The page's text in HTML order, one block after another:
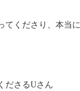
てくださり、本当
ださるUさん